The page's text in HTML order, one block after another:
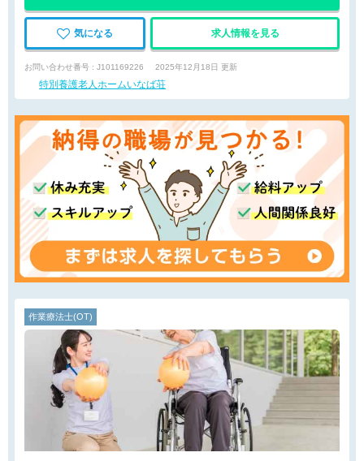
気になる 求人情報を見る
お問い合わせ番号 : J101169226 2025年12月18日 更新
特別養護老人ホームいなば荘
作業療法士(OT)